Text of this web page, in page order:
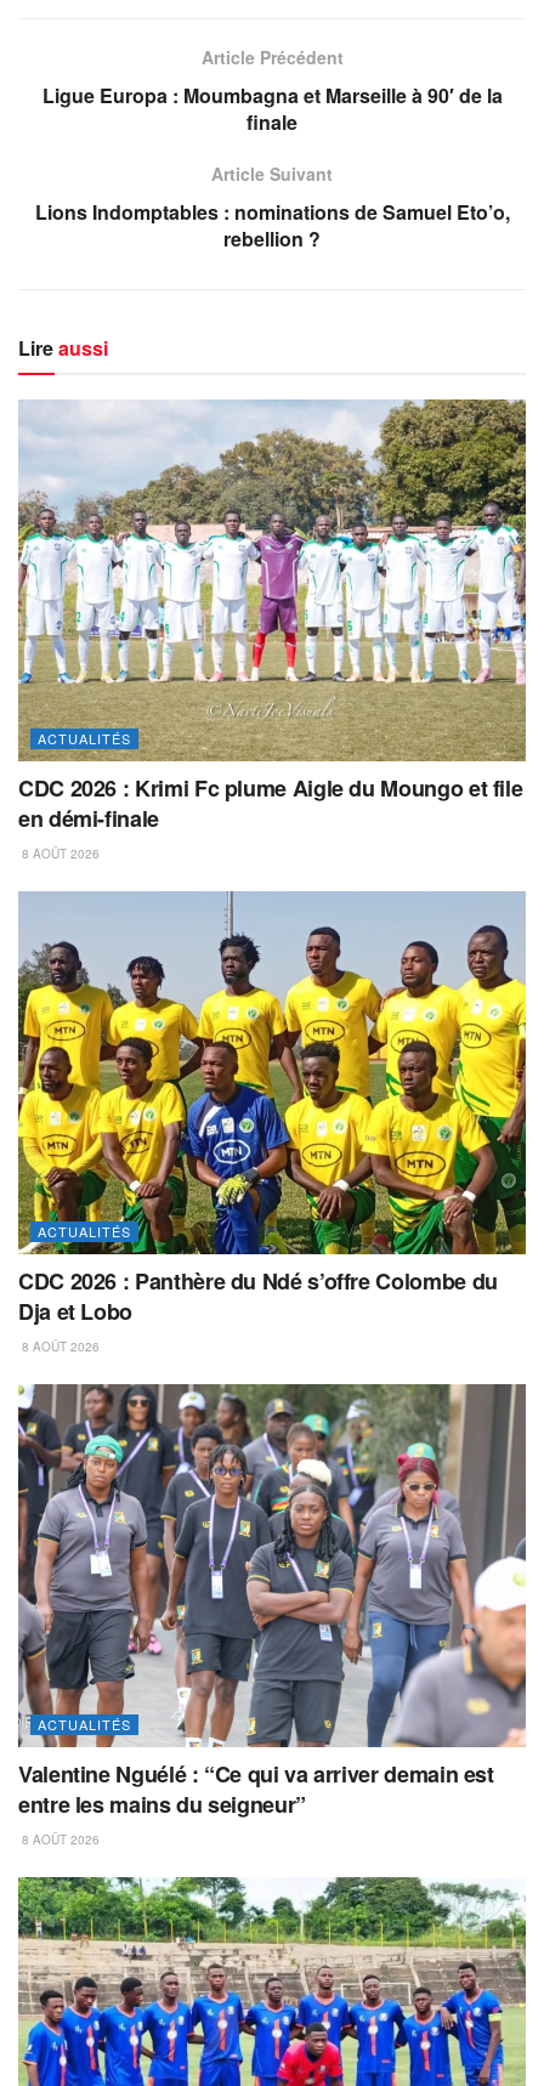
Article Précédent
Ligue Europa : Moumbagna et Marseille à 90′ de la
finale
Article Suivant
Lions Indomptables : nominations de Samuel Eto’o,
rebellion ?
Lireaussi
ACTUALITÉS
CDC 2026 : Krimi Fc plume Aigle du Moungo et file
en démi-finale
8 AOÛT 2026
ACTUALITÉS
CDC 2026 : Panthère du Ndé s’offre Colombe du
Dja et Lobo
8 AOÛT 2026
ACTUALITÉS
Valentine Nguélé : “Ce qui va arriver demain est
entre les mains du seigneur”
8 AOÛT 2026